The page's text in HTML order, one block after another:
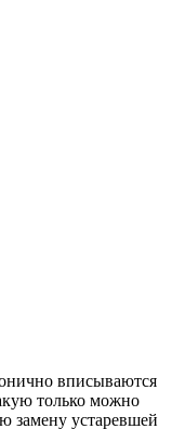
вписываются
только можно
замену устаревшей